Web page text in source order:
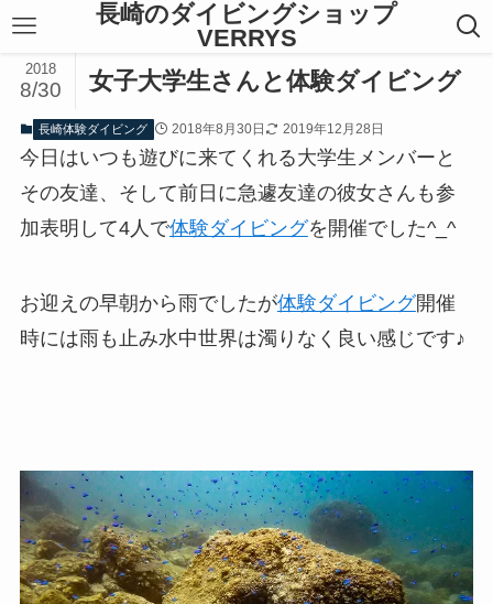
長崎のダイビングショップ
VERRYS
女子大学生さんと体験ダイビング
2018
8/30
長崎体験ダイビング 2018年8月30日 2019年12月28日
今日はいつも遊びに来てくれる大学生メンバーと
その友達、そして前日に急遽友達の彼女さんも参
加表明して4人で体験ダイビングを開催でした^_^
お迎えの早朝から雨でしたが体験ダイビング開催
時には雨も止み水中世界は濁りなく良い感じです♪